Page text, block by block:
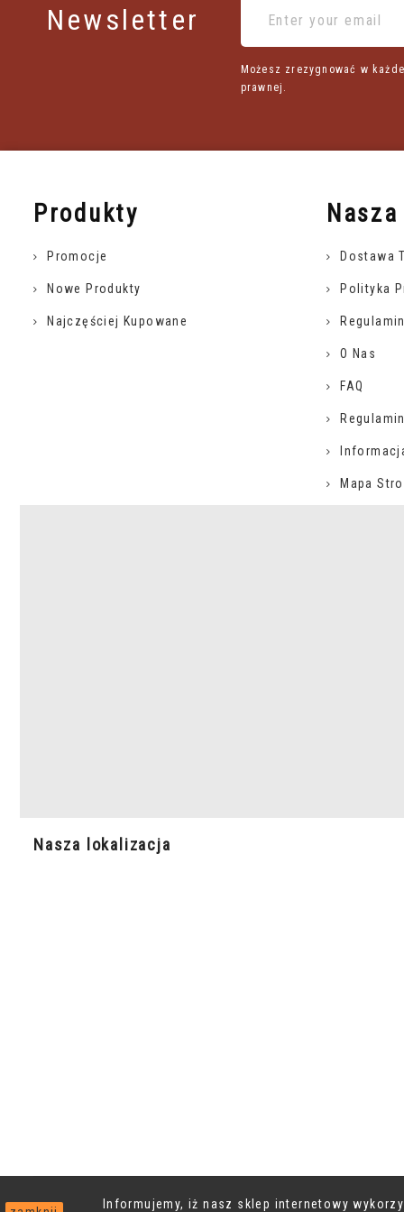
Informujemy, iż nasz sklep internetowy
Newsletter
Możesz zrezygnować w
prawnej.
Produkty
Promocje
Nowe Produkty
Najczęściej Kupowane
Dostawa
Polityka
O Nas
FAQ
Mapa
Nasza lokalizacja